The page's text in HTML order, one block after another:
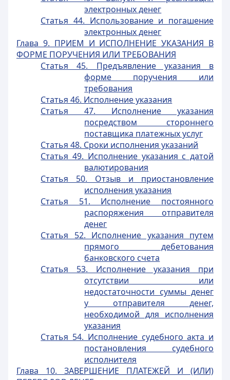
электронных денег
Статья 44. Использование и погашение
электронных денег
Глава 9. ПРИЕМ И ИСПОЛНЕНИЕ УКАЗАНИЯ В
ФОРМЕ ПОРУЧЕНИЯ ИЛИ ТРЕБОВАНИЯ
Статья 45. Предъявление указания в
форме поручения или
требования
Статья 46. Исполнение указания
Статья 47. Исполнение указания
посредством стороннего
поставщика платежных услуг
Статья 48. Сроки исполнения указаний
Статья 49. Исполнение указания с датой
валютирования
Статья 50. Отзыв и приостановление
исполнения указания
Статья 51. Исполнение постоянного
распоряжения отправителя
денег
Статья 52. Исполнение указания путем
прямого дебетования
банковского счета
Статья 53. Исполнение указания при
отсутствии или
недостаточности суммы денег
у отправителя денег,
необходимой для исполнения
указания
Статья 54. Исполнение судебного акта и
постановления судебного
исполнителя
Глава 10. ЗАВЕРШЕНИЕ ПЛАТЕЖЕЙ И (ИЛИ)